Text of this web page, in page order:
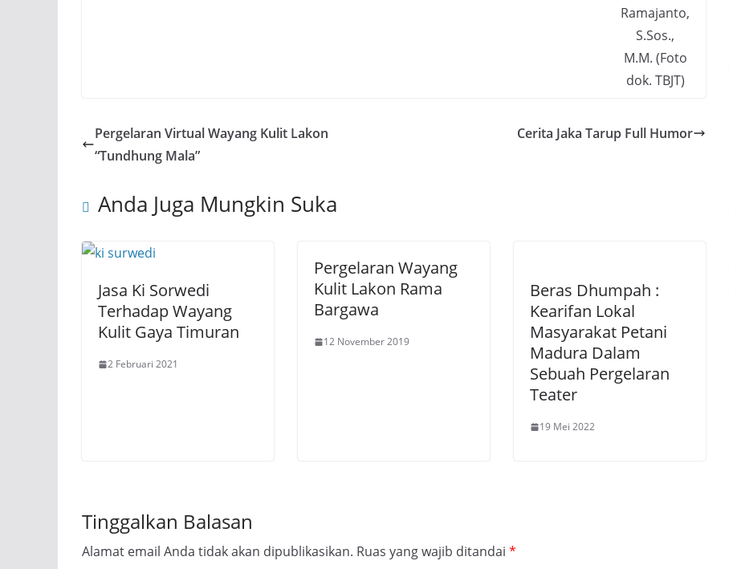
Ramajanto,
S.Sos.,
M.M. (Foto
dok. TBJT)
Pergelaran Virtual Wayang Kulit Lakon
“Tundhung Mala”
Cerita Jaka Tarup Full Humor
Anda Juga Mungkin Suka
Jasa Ki Sorwedi
Terhadap Wayang
Kulit Gaya Timuran
2 Februari 2021
Pergelaran Wayang
Kulit Lakon Rama
Bargawa
12 November 2019
Beras Dhumpah :
Kearifan Lokal
Masyarakat Petani
Madura Dalam
Sebuah Pergelaran
Teater
19 Mei 2022
Tinggalkan Balasan
Alamat email Anda tidak akan dipublikasikan. Ruas yang wajib ditandai *